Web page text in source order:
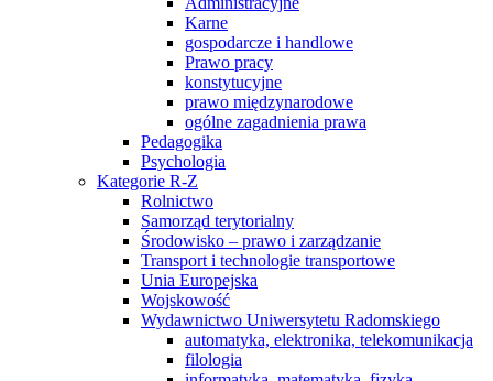
Karne
gospodarcze i handlowe
Prawo pracy
konstytucyjne
prawo międzynarodowe
ogólne zagadnienia prawa
Pedagogika
Psychologia
Kategorie R-Z
Rolnictwo
Samorząd terytorialny
Środowisko – prawo i zarządzanie
Transport i technologie transportowe
Unia Europejska
Wojskowość
Wydawnictwo Uniwersytetu Radomskiego
automatyka, elektronika, telekomunikacja
filologia